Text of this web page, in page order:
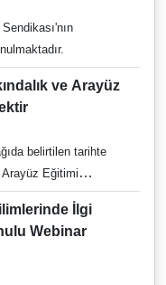
Merhuma
dileriz.
ilgi yazı ekte sunulmaktadır.
belirtilen tarihte
Arayüz Eğitimi
Webinarı
daha verimli ve
düzenlenmektedir.
öğrenci ve
Webinar